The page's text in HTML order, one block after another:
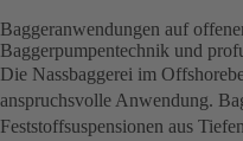
Baggeranwendungen auf
Baggerpumpentechnik und
Die Nassbaggerei im
anspruchsvolle Anwendung.
Feststoffsuspensionen aus